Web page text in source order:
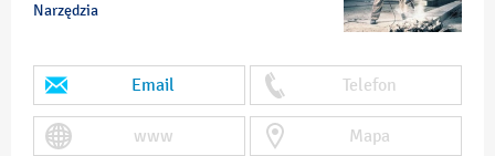
Narzędzia
Email Telefon
www Mapa